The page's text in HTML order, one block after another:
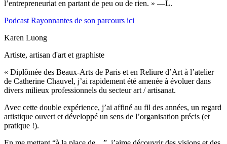
l’entrepreneuriat en partant de peu ou de rien. » —L.
Podcast Rayonnantes de son parcours ici
Karen Luong
Artiste, artisan d'art et graphiste
« Diplômée des Beaux-Arts de Paris et en Reliure d’Art à l’atelier
de Catherine Chauvel, j’ai rapidement été amenée à évoluer dans
divers milieux professionnels du secteur art / artisanat.
Avec cette double expérience, j’ai affiné au fil des années, un regard
artistique ouvert et développé un sens de l’organisation précis (et
pratique !).